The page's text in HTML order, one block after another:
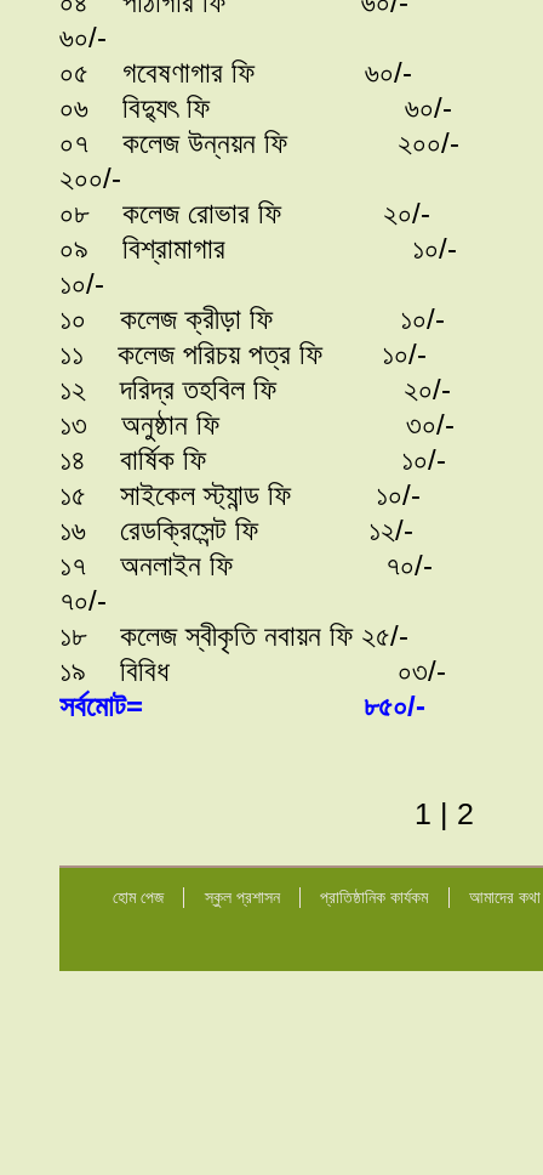
৬০/-
০৫ গবেষণাগার
০৬ বিদ্যুৎ ফি
০৭ কলেজ উন্নয়ন
২০০/-
০৮ কলেজ রোভার
০৯
১০/-
১০ কলেজ ক্রীড়া
১১ কলেজ পরিচয় পত্র
১২ দরিদ্র তহবিল
১৩ অনুষ্ঠান ফি
১৪ বার্ষিক ফি
১৫ সাইকেল স্ট্যান্ড
১৬ রেডক্রিসেন্ট
১৭ অনলাইন
৭০/-
১৮ কলেজ স্বীকৃতি নবায়ন
১৯ বিবিধ
সর্বমোট=
1 | 2
হোম পেজ স্কুল প্রশাসন প্রাতিষ্ঠানিক কার্যকম আমাদের কথা